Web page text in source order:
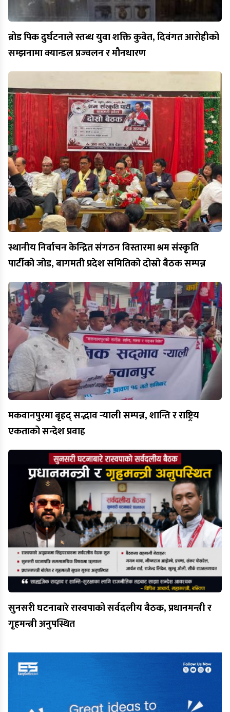
ब्रोड पिक दुर्घटनाले स्तब्ध युवा शक्ति कुवेत, दिवंगत आरोहीको
सम्झनामा क्यान्डल प्रज्वलन र मौनधारण
स्थानीय निर्वाचन केन्द्रित संगठन विस्तारमा श्रम संस्कृति
पार्टीको जोड, बागमती प्रदेश समितिको दोस्रो बैठक सम्पन्न
मकवानपुरमा बृहद् सद्भाव र्‍याली सम्पन्न, शान्ति र राष्ट्रिय
एकताको सन्देश प्रवाह
सुनसरी घटनाबारे रास्वपाको सर्वदलीय बैठक, प्रधानमन्त्री र
गृहमन्त्री अनुपस्थित